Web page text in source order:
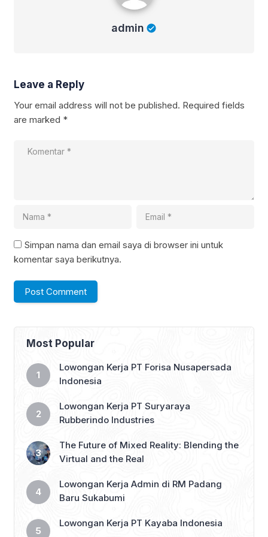
admin
Leave a Reply
Your email address will not be published. Required fields
are marked *
Simpan nama dan email saya di browser ini untuk
komentar saya berikutnya.
Most Popular
Lowongan Kerja PT Forisa Nusapersada
Indonesia
Lowongan Kerja PT Suryaraya
Rubberindo Industries
The Future of Mixed Reality: Blending the
Virtual and the Real
Lowongan Kerja Admin di RM Padang
Baru Sukabumi
Lowongan Kerja PT Kayaba Indonesia